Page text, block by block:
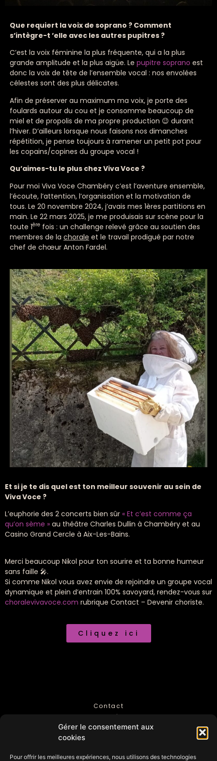
Gérer le consentement aux
cookies
Pour offrir les meilleures expériences, nous utilisons des technologies
Que requiert la voix de soprano ? Comment
s’intègre-t ’elle avec les autres pupitres ?
C’est la voix féminine la plus fréquente, qui a la plus
grande amplitude et la plus aigüe. Le pupitre soprano est
donc la voix de tête de l’ensemble vocal : nos envolées
célestes sont des plus délicates.
Afin de préserver au maximum ma voix, je porte des
foulards autour du cou et je consomme beaucoup de
miel et de propolis de ma propre production 😉 durant
l’hiver. D’ailleurs lorsque nous faisons nos dimanches
répétition, je pense toujours à ramener un petit pot pour
les copains/copines du groupe vocal !
Qu’aimes-tu le plus chez Viva Voce ?
Pour moi Viva Voce Chambéry c’est l’aventure ensemble,
l’écoute, l’attention, l’organisation et la motivation de
tous. Le 20 novembre 2024, j’avais mes 1ères partitions en
main. Le 22 mars 2025, je me produisais sur scène pour la
toute 1ère fois : un challenge relevé grâce au soutien des
membres de la chorale et le travail prodigué par notre
chef de chœur Anton Fardel.
Et si je te dis quel est ton meilleur souvenir au sein de
Viva Voce ?
L’euphorie des 2 concerts bien sûr « Et c’est comme ça
qu’on sème » au théâtre Charles Dullin à Chambéry et au
Casino Grand Cercle à Aix-Les-Bains.
Merci beaucoup Nikol pour ton sourire et ta bonne humeur
sans faille 🎤.
Si comme Nikol vous avez envie de rejoindre un groupe vocal
dynamique et plein d’entrain 100% savoyard, rendez-vous sur
choralevivavoce.com rubrique Contact – Devenir choriste.
Cliquez ici
Contact
Mentions légales
Politique de Confidentialité